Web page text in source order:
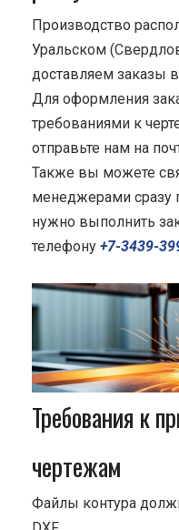
Производство
Уральском
доставляем заказы
Для оформления
требованиями к
отправьте нам на
Также вы можете
менеджерами сразу
нужно выполнить
телефону +7-3439-
Требования к
чертежам
Файлы контура